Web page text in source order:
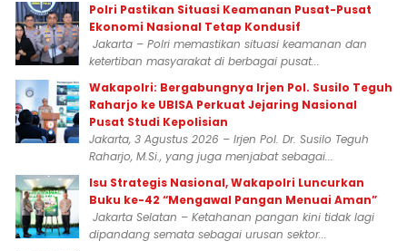
Polri Pastikan Situasi Keamanan Pusat-Pusat
Ekonomi Nasional Tetap Kondusif
Jakarta – Polri memastikan situasi keamanan dan
ketertiban masyarakat di berbagai pusat...
Wakapolri: Bergabungnya Irjen Pol. Susilo Teguh
Raharjo ke UBISA Perkuat Jejaring Nasional
Pusat Studi Kepolisian
Jakarta, 3 Agustus 2026 – Irjen Pol. Dr. Susilo Teguh
Raharjo, M.Si., yang juga menjabat sebagai...
Isu Strategis Nasional, Wakapolri Luncurkan
Buku ke-42 “Mengawal Pangan Menuai Aman”
Jakarta Selatan – Ketahanan pangan kini tidak lagi
dipandang semata sebagai urusan sektor...